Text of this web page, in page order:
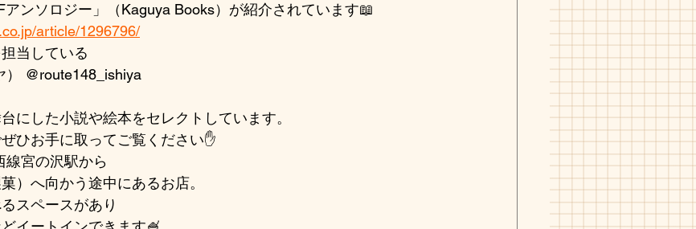
ンソロジー」（Kaguya Books）が紹介されています📖
article/1296796/
当している
） @route148_ishiya
にした小説や絵本をセレクトしています。
ひお手に取ってご覧ください✋
線宮の沢駅から
）へ向かう途中にあるお店。
スペースがあり